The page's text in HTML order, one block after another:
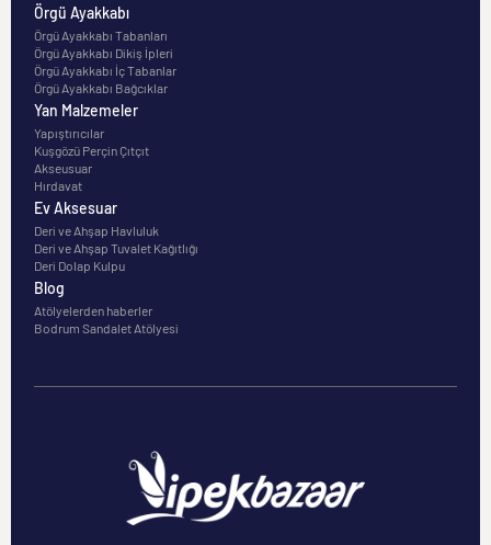
Örgü Ayakkabı
Örgü Ayakkabı Tabanları
Örgü Ayakkabı Dikiş İpleri
Örgü Ayakkabı İç Tabanlar
Örgü Ayakkabı Bağcıklar
Yan Malzemeler
Yapıştırıcılar
Kuşgözü Perçin Çıtçıt
Akseusuar
Hırdavat
Ev Aksesuar
Deri ve Ahşap Havluluk
Deri ve Ahşap Tuvalet Kağıtlığı
Deri Dolap Kulpu
Blog
Atölyelerden haberler
Bodrum Sandalet Atölyesi